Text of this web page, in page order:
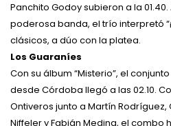
Panchito Godoy subieron a la
poderosa banda, el trío interpretó
clásicos, a dúo con la platea.
Los Guaraníes
Con su álbum “Misterio”, el
desde Córdoba llegó a las 02.10.
Ontiveros junto a Martín Rodríguez,
Niffeler y Fabián Medina, el combo